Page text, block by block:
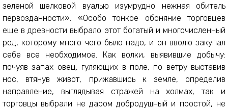
зеленой шелковой вуалью изумрудно нежная обитель
первозданности». «Особо тонкое обоняние торговцев
еще в древности выбрало этот богатый и многочисленный
род, которому много чего было надо, и он вволю закупал
себе все необходимое. Как волки, выявившие добычу:
почуяв запах овец, гуляющих в поле, по ветру выставив
нос, втянув живот, прижавшись к земле, определив
направление, выглядывая стражей на холмах, так и
торговцы выбрали не даром добродушный и простой, не